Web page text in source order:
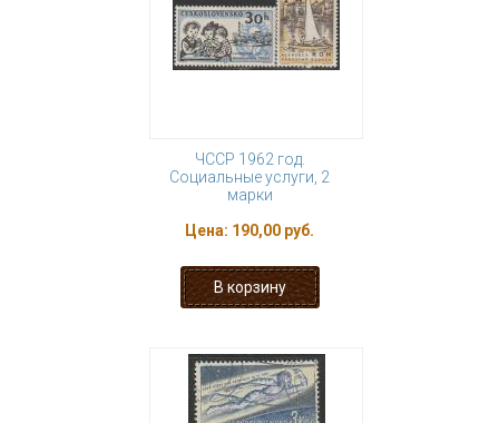
ЧССР 1962 год.
Социальные услуги, 2
марки
Цена: 190,00 руб.